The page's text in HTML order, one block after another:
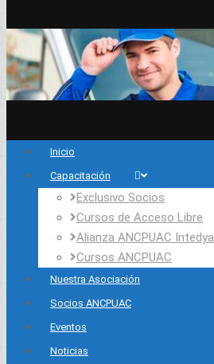
Inicio
Capacitación
Exclusivo Socios
Cursos de Acceso Libre
Alianza ANCPUAC Intedya
Cursos ANCPUAC
Nuestra Asociación
Socios ANCPUAC
Eventos
Noticias